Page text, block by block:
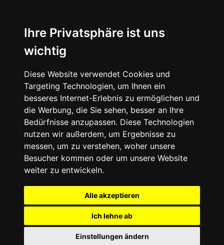
Ihre Privatsphäre ist uns
wichtig
Diese Website verwendet Cookies und
Targeting Technologien, um Ihnen ein
besseres Internet-Erlebnis zu ermöglichen und
die Werbung, die Sie sehen, besser an Ihre
Bedürfnisse anzupassen. Diese Technologien
nutzen wir außerdem, um Ergebnisse zu
messen, um zu verstehen, woher unsere
Besucher kommen oder um unsere Website
weiter zu entwickeln.
Alle akzeptieren
Ich lehne ab
Einstellungen ändern